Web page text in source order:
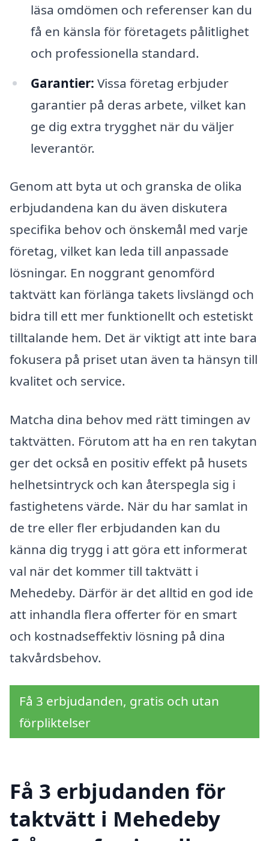
läsa omdömen och referenser kan du
få en känsla för företagets pålitlighet
och professionella standard.
Garantier: Vissa företag erbjuder
garantier på deras arbete, vilket kan
ge dig extra trygghet när du väljer
leverantör.
Genom att byta ut och granska de olika
erbjudandena kan du även diskutera
specifika behov och önskemål med varje
företag, vilket kan leda till anpassade
lösningar. En noggrant genomförd
taktvätt kan förlänga takets livslängd och
bidra till ett mer funktionellt och estetiskt
tilltalande hem. Det är viktigt att inte bara
fokusera på priset utan även ta hänsyn till
kvalitet och service.
Matcha dina behov med rätt timingen av
taktvätten. Förutom att ha en ren takytan
ger det också en positiv effekt på husets
helhetsintryck och kan återspegla sig i
fastighetens värde. När du har samlat in
de tre eller fler erbjudanden kan du
känna dig trygg i att göra ett informerat
val när det kommer till taktvätt i
Mehedeby. Därför är det alltid en god ide
att inhandla flera offerter för en smart
och kostnadseffektiv lösning på dina
takvårdsbehov.
Få 3 erbjudanden, gratis och utan
förpliktelser
Få 3 erbjudanden för
taktvätt i Mehedeby